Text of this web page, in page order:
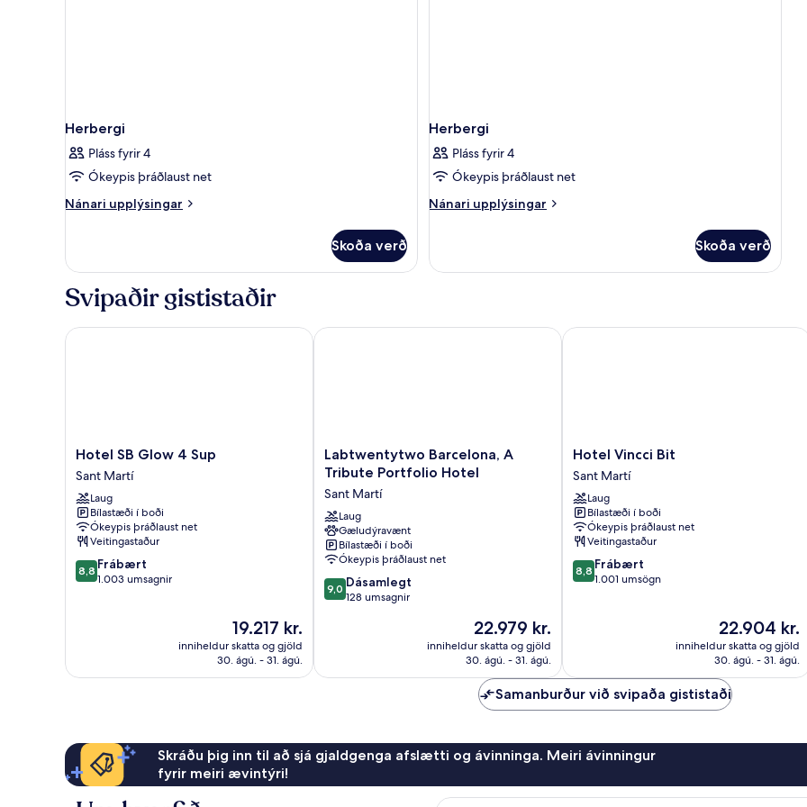
Herbergi
Pláss fyrir 4
Ókeypis þráðlaust net
Nánari upplýsingar
Nánari
Skoða verð
Herbergi
Pláss fyrir 4
Ókeypis þráðlaust net
Nánari upplýsingar
Nánari
Skoða verð
Svipaðir gististaðir
Hotel
SB
Glow
4
Sup
Sant
Martí
Hotel SB Glow 4 Sup
Sant Martí
Laug
Bílastæði í boði
Ókeypis þráðlaust net
Veitingastaður
8.8
af
8,8 Frábært
1.003 umsagnir
Verðið
er
19.217 kr.
19.217 kr.
inniheldur skatta og gjöld
30. ágú. - 31. ágú.
Hotel SB Glow 4 Sup
Labtwentytwo
Barcelona,
Tribute
Portfolio
Hotel
Sant
Martí
Labtwentytwo Barcelona, A
Tribute Portfolio Hotel
Sant Martí
Laug
Gæludýravænt
Bílastæði í boði
Ókeypis þráðlaust net
9.0
af
9,0 Dásamlegt
128 umsagnir
Verðið
22.979 kr.
22.979 kr.
inniheldur skatta og gjöld
30. ágú. - 31. ágú.
Labtwentytwo Barcelona, A Tribute Portfolio Hotel
Hotel
Vincci
Bit
Sant
Martí
Hotel Vincci Bit
Sant Martí
Laug
Bílastæði í boði
Ókeypis þráðlaust net
Veitingastaður
8.8
af
8,8 Frábært
1.001 umsögn
Verðið
22.904 kr.
22.904 kr.
inniheldur skatta og gjöld
30. ágú. - 31. ágú.
Hotel Vincci Bit
Samanburður við svipaða gististaði
Skráðu þig inn til að sjá gjaldgenga afslætti og ávinninga. Meiri ávinningur
fyrir meiri ævintýri!